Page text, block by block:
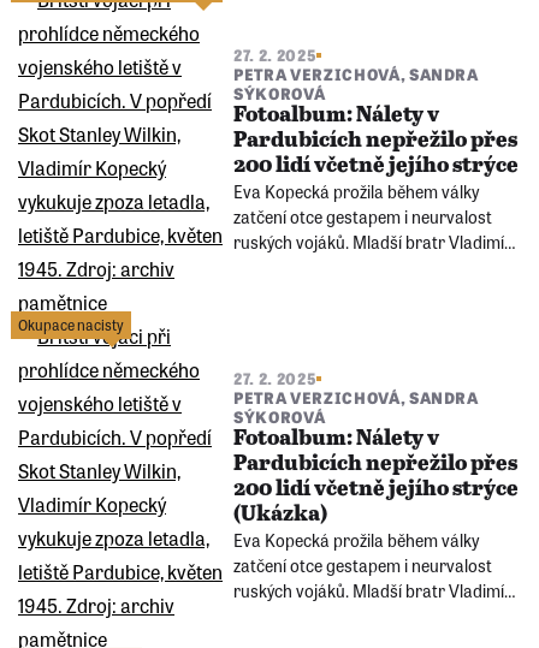
jejichž příběhy spojuje odvaha čelit
bezpráví.
27. 2. 2025
PETRA VERZICHOVÁ,SANDRA
SÝKOROVÁ
Fotoalbum: Nálety v
Pardubicích nepřežilo přes
200 lidí včetně jejího strýce
Eva Kopecká prožila během války
zatčení otce gestapem i neurvalost
ruských vojáků. Mladší bratr Vladimír
článkem.
Okupace nacisty
27. 2. 2025
PETRA VERZICHOVÁ,SANDRA
SÝKOROVÁ
Fotoalbum: Nálety v
Pardubicích nepřežilo přes
200 lidí včetně jejího strýce
(Ukázka)
Eva Kopecká prožila během války
zatčení otce gestapem i neurvalost
ruských vojáků. Mladší bratr Vladimír